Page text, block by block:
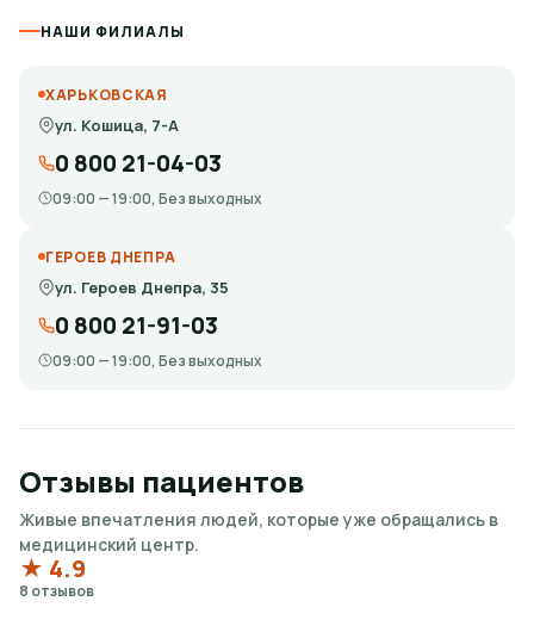
НАШИ ФИЛИАЛЫ
ХАРЬКОВСКАЯ
ул. Кошица, 7-А
0 800 21-04-03
09:00 — 19:00, Без выходных
ГЕРОЕВ ДНЕПРА
ул. Героев Днепра, 35
0 800 21-91-03
09:00 — 19:00, Без выходных
Отзывы пациентов
Живые впечатления людей, которые уже обращались в
медицинский центр.
★ 4.9
8 отзывов